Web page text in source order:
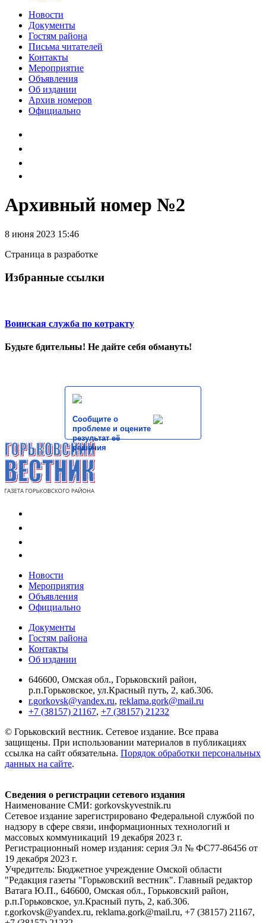
Новости
Документы
Гостям района
Письма читателей
Контакты
Мероприятие
Объявления
Об издании
Архив номеров
Официально
Архивный номер №2
8 июня 2023 15:46
Страница в разработке
Избранные ссылки
Воинская служба по котракту
Будьте бдительны! Не дайте себя обмануть!
Сообщите о
проблеме и оцените
результат её
решения
Новости
Мероприятия
Объявления
Официально
Документы
Гостям района
Контакты
Об издании
646600, Омская обл., Горьковский район,
р.п.Горьковское, ул.Красный путь, 2, каб.306.
r.gorkovsk@yandex.ru, reklama.gork@mail.ru
+7 (38157) 21167, +7 (38157) 21232
© Горьковский вестник. Сетевое издание. Все права
защищены. При использовании материалов в публикациях
ссылка на сайт обязательна. Порядок обработки персональных
данных на сайте.
Сведения о регистрации сетевого издания
Наименование СМИ: gorkovskyvestnik.ru
Сетевое издание зарегистрировано Федеральной службой по
надзору в сфере связи, информационных технологий и
массовых коммуникаций 19 декабря 2023 г.
Регистрационный номер издания: серия Эл № ФС77-86456 от
19 декабря 2023 г.
Учредитель: Бюджетное учреждение Омской области
"Редакция газеты "Горьковский вестник". Главный редактор
Ватага Ю.П., 646600, Омская обл., Горьковский район,
р.п.Горьковское, ул.Красный путь, 2, каб.306.
r.gorkovsk@yandex.ru, reklama.gork@mail.ru, +7 (38157) 21167,